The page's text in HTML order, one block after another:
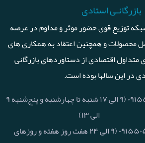
بازرگانـی استادی
توزیع قوی حضور موثر و مداوم در عرصه
محصولات و همچنین اعتقاد به همکاری های
متداول اقتصادی از دستاوردهای بازرگانی
در این سالها بوده است.
۰۹۱۵۵۰۵۵۰۰۶ (۹ الی ۱۷ شنبه تا چهارشنبه و پنج‌شنبه ۹
الی ۱۳)
۰۹۱۵۵۰۵۵۰۰۶ (۹ الی ۲۴ هفت روز هفته و روزهای